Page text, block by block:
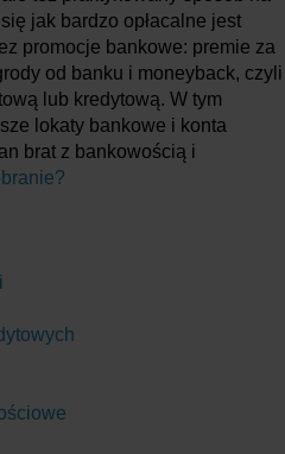
jak bardzo opłacalne jest
promocje bankowe: premie za
od banku i moneyback, czyli
lub kredytową. W tym
lokaty bankowe i konta
brat z bankowością i